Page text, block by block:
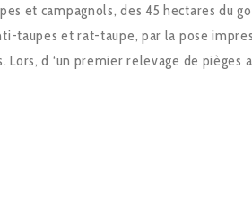
et campagnols, des 45 hectares du
taupes et rat-taupe, par la pose
Lors, d ‘un premier relevage de pièges